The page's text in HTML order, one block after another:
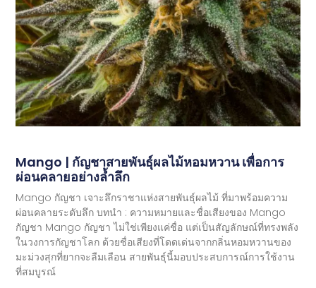
Mango | กัญชาสายพันธุ์ผลไม้หอมหวาน เพื่อการ
ผ่อนคลายอย่างล้ำลึก
Mango กัญชา เจาะลึกราชาแห่งสายพันธุ์ผลไม้ ที่มาพร้อมความ
ผ่อนคลายระดับลึก บทนำ : ความหมายและชื่อเสียงของ Mango
กัญชา Mango กัญชา ไม่ใช่เพียงแค่ชื่อ แต่เป็นสัญลักษณ์ที่ทรงพลัง
ในวงการกัญชาโลก ด้วยชื่อเสียงที่โดดเด่นจากกลิ่นหอมหวานของ
มะม่วงสุกที่ยากจะลืมเลือน สายพันธุ์นี้มอบประสบการณ์การใช้งาน
ที่สมบูรณ์